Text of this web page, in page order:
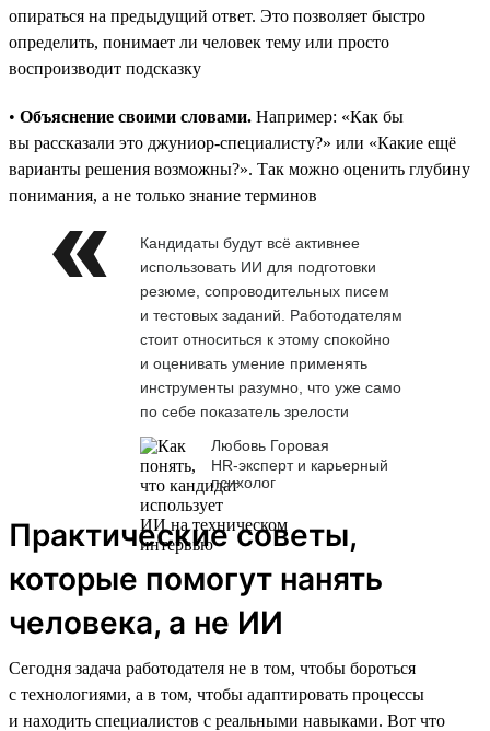
опираться на предыдущий ответ. Это позволяет быстро
определить, понимает ли человек тему или просто
воспроизводит подсказку
• Объяснение своими словами. Например: «Как бы
вы рассказали это джуниор-специалисту?» или «Какие ещё
варианты решения возможны?». Так можно оценить глубину
понимания, а не только знание терминов
Кандидаты будут всё активнее
использовать ИИ для подготовки
резюме, сопроводительных писем
и тестовых заданий. Работодателям
стоит относиться к этому спокойно
и оценивать умение применять
инструменты разумно, что уже само
по себе показатель зрелости
Любовь Горовая
HR-эксперт и карьерный
психолог
Практические советы,
которые помогут нанять
человека, а не ИИ
Сегодня задача работодателя не в том, чтобы бороться
с технологиями, а в том, чтобы адаптировать процессы
и находить специалистов с реальными навыками. Вот что